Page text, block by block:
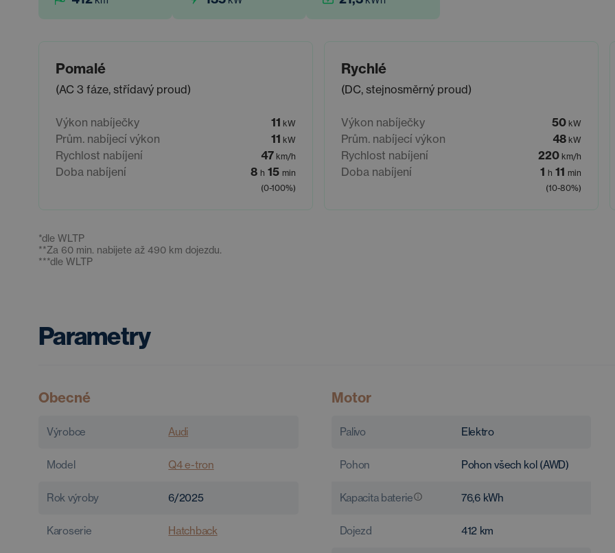
Pomalé
(AC 3 fáze, střídavý proud)
Výkon nabíječky 11 kW
Prům. nabíjecí výkon 11 kW
Rychlost nabíjení 47 km/h
Doba nabíjení 8 h 15 min
(0-100%)
Rychlé
(DC, stejnosměrný proud)
Výkon nabíječky 50 kW
Prům. nabíjecí výkon 48 kW
Rychlost nabíjení 220 km/h
Doba nabíjení 1 h 11 min
(10-80%)
*dle WLTP
**Za 60 min. nabijete až 490 km dojezdu.
***dle WLTP
Parametry
Obecné
Výrobce Audi
Model Q4 e-tron
Rok výroby 6/2025
Karoserie Hatchback
Motor
Palivo Elektro
Pohon Pohon všech kol (AWD)
Kapacita baterie 76,6 kWh
Dojezd 412 km